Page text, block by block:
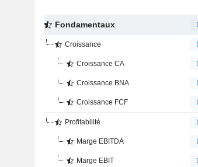
Fondamentaux
Croissance
Croissance CA
Croissance BNA
Croissance FCF
Profitabilité
Marge EBITDA
Marge EBIT